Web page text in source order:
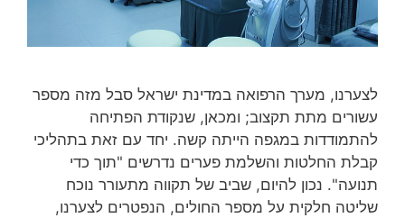
לצערנו, מערך הרפואה במדינת ישראל סבל מזה מספר
עשורים מתת תקצוב; ומכאן, שנקודת הפתיחה
להתמודדות במגפה הייתה קשה. יחד עם זאת בתהליכי
קבלת החלטות והשלמת פערים נדרשים "תוך כדי
תנועה". נכון להיום, שביב של תקווה מתעורר נוכח
שליטה חלקית על מספר החולים, הנפטרים לצערנו,